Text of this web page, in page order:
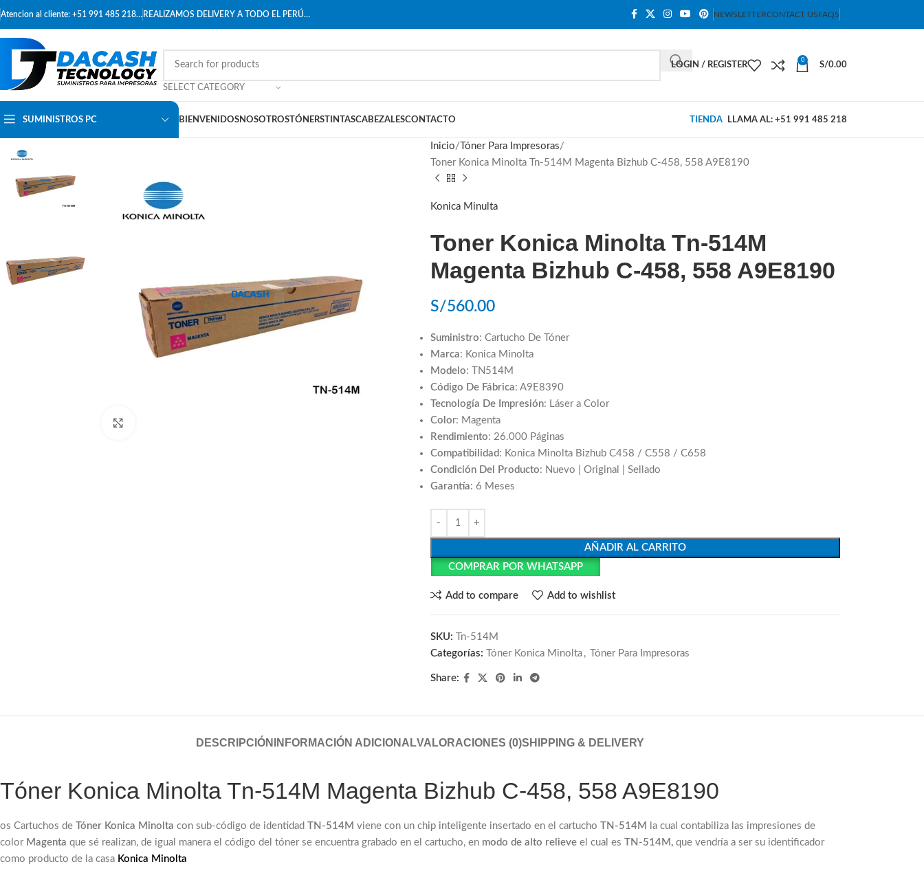
Atencion al cliente: +51 991 485 218… REALIZAMOS DELIVERY A TODO EL PERÚ… NEWSLETTERCONTACT USFAQS
SELECT CATEGORY
LOGIN / REGISTER
0
S/0.00
SUMINISTROS PC BIENVENIDOSNOSOTROSTÓNERSTINTASCABEZALESCONTACTO TIENDA LLAMA AL: +51 991 485 218
Inicio
Tóner Para Impresoras
Toner Konica Minolta Tn-514M Magenta Bizhub C-458, 558 A9E8190
Konica Minulta
Toner Konica Minolta Tn-514M
Magenta Bizhub C-458, 558 A9E8190
S/560.00
Suministro: Cartucho De Tóner
Marca: Konica Minolta
Modelo: TN514M
Código De Fábrica: A9E8390
Tecnología De Impresión: Láser a Color
Color: Magenta
Rendimiento: 26.000 Páginas
Compatibilidad : Konica Minolta Bizhub C458 / C558 / C658
Condición Del Producto: Nuevo | Original | Sellado
Garantía: 6 Meses
AÑADIR AL CARRITO
COMPRAR POR WHATSAPP
Add to compare Add to wishlist
SKU:
Tn-514M
Categorías:
Tóner Konica Minolta , Tóner Para Impresoras
Share:
DESCRIPCIÓN INFORMACIÓN ADICIONALVALORACIONES (0)SHIPPING & DELIVERY
Tóner Konica Minolta Tn-514M Magenta Bizhub C-458, 558 A9E8190
os Cartuchos de Tóner Konica Minolta con sub-código de identidad TN-514M viene con un chip inteligente insertado en el cartucho TN-514M
la cual contabiliza las impresiones de
color Magenta que sé realizan, de igual manera el código del tóner se encuentra grabado en el cartucho, en modo de alto relieve el cual es TN-514M, que vendría a ser su identificador
como producto de la casa Konica Minolta